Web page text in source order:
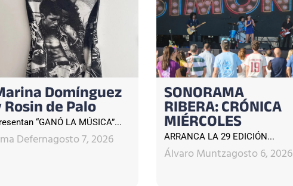
Domínguez
Rosin de Palo
“GANÓ LA MÚSICA”...
Defernagosto 7, 2026
SONORAMA
RIBERA: CRÓNICA
MIÉRCOLES
ARRANCA LA 29 EDICIÓN...
Álvaro Muntzagosto 6, 2026